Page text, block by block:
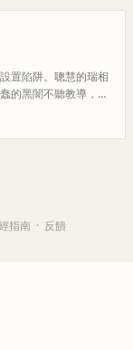
置陷阱。聰慧的瑞相
的黑闇不聽教導，導
指南 · 反饋